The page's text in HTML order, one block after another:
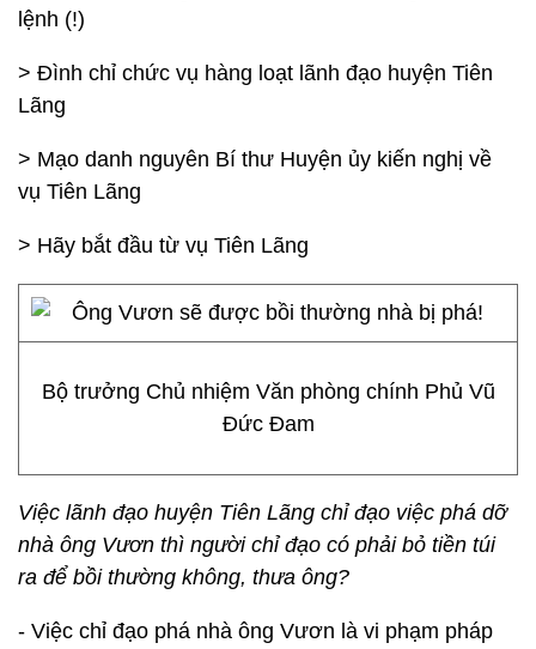
lệnh (!)
> Đình chỉ chức vụ hàng loạt lãnh đạo huyện Tiên
Lãng
> Mạo danh nguyên Bí thư Huyện ủy kiến nghị về
vụ Tiên Lãng
> Hãy bắt đầu từ vụ Tiên Lãng
Bộ trưởng Chủ nhiệm Văn phòng chính Phủ Vũ
Đức Đam
Việc lãnh đạo huyện Tiên Lãng chỉ đạo việc phá dỡ
nhà ông Vươn thì người chỉ đạo có phải bỏ tiền túi
ra để bồi thường không, thưa ông?
- Việc chỉ đạo phá nhà ông Vươn là vi phạm pháp